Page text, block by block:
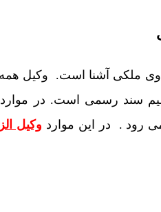
ملکی آشنا است. وکیل
سند رسمی است. در
رود . در این موارد وکیل